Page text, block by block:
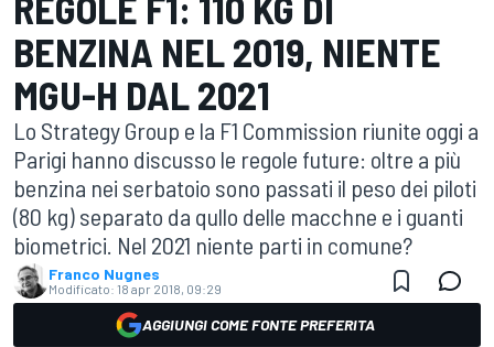
BENZINA NEL 2019, NIENTE
MGU-H DAL 2021
Lo Strategy Group e la F1 Commission riunite oggi a
Parigi hanno discusso le regole future: oltre a più
benzina nei serbatoio sono passati il peso dei piloti
(80 kg) separato da qullo delle macchne e i guanti
biometrici. Nel 2021 niente parti in comune?
Franco Nugnes
Modificato: 18 apr 2018, 09:29
AGGIUNGI COME FONTE PREFERITA